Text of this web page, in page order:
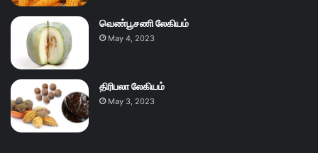
வெண்பூசணி லேகியம்
May 4, 2023
திரிபலா லேகியம்
May 3, 2023